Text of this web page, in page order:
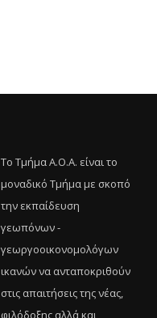
Το Τμήμα Α.Ο.Α. είναι το
μοναδικό Τμήμα με σκοπό
την εκπαίδευση
γεωπόνων -
γεωργοοικονομολόγων
ικανών να ανταποκριθούν
στις απαιτήσεις της νέας,
φιλόδοξης αλλά και